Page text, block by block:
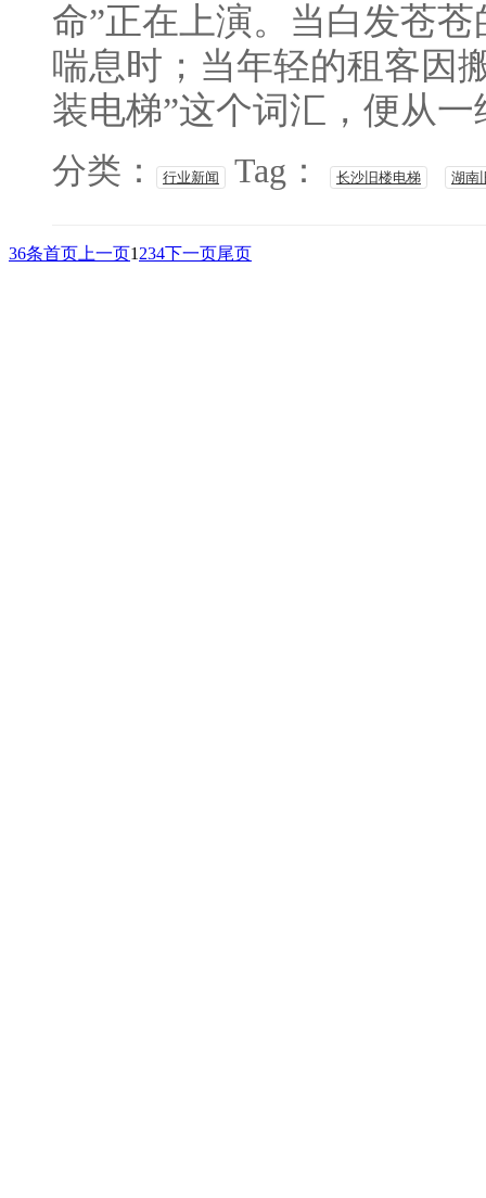
命”正在上演。当白发苍
喘息时；当年轻的租客因
装电梯”这个词汇，便从
分类： 行业新闻 Tag： 长沙旧楼电梯 湖南
36条首页 上一页1 234下一页尾页